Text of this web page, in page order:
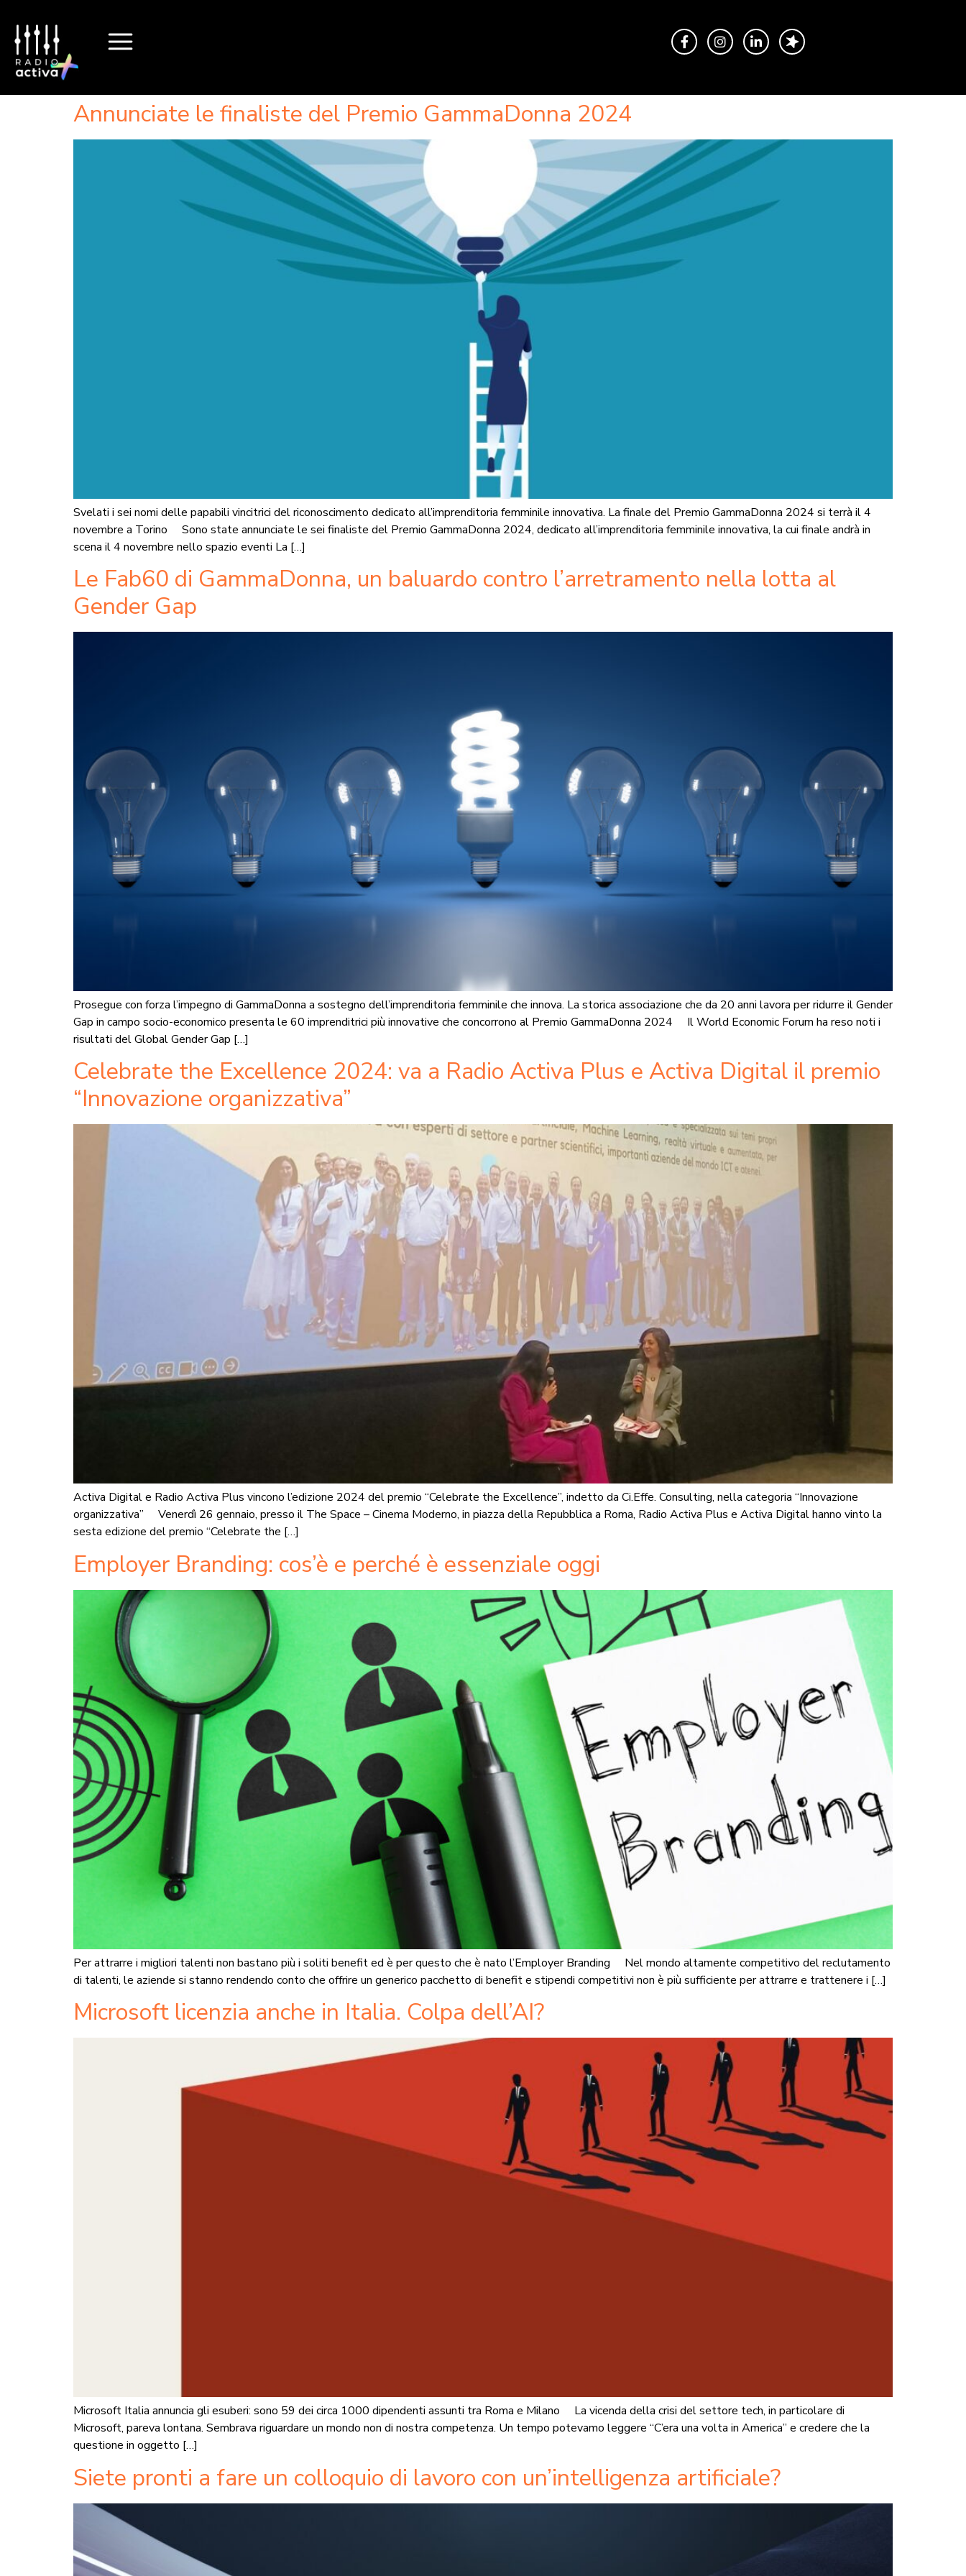
Annunciate le finaliste del Premio GammaDonna 2024
Svelati i sei nomi delle papabili vincitrici del riconoscimento dedicato all’imprenditoria femminile innovativa. La finale del Premio GammaDonna 2024 si terrà il 4
novembre a Torino Sono state annunciate le sei finaliste del Premio GammaDonna 2024, dedicato all’imprenditoria femminile innovativa, la cui finale andrà in
scena il 4 novembre nello spazio eventi La […]
Le Fab60 di GammaDonna, un baluardo contro l’arretramento nella lotta al
Gender Gap
Prosegue con forza l’impegno di GammaDonna a sostegno dell’imprenditoria femminile che innova. La storica associazione che da 20 anni lavora per ridurre il Gender
Gap in campo socio-economico presenta le 60 imprenditrici più innovative che concorrono al Premio GammaDonna 2024 Il World Economic Forum ha reso noti i
risultati del Global Gender Gap […]
Celebrate the Excellence 2024: va a Radio Activa Plus e Activa Digital il premio
“Innovazione organizzativa”
Activa Digital e Radio Activa Plus vincono l’edizione 2024 del premio “Celebrate the Excellence”, indetto da Ci.Effe. Consulting, nella categoria “Innovazione
organizzativa” Venerdì 26 gennaio, presso il The Space – Cinema Moderno, in piazza della Repubblica a Roma, Radio Activa Plus e Activa Digital hanno vinto la
sesta edizione del premio “Celebrate the […]
Employer Branding: cos’è e perché è essenziale oggi
Per attrarre i migliori talenti non bastano più i soliti benefit ed è per questo che è nato l’Employer Branding Nel mondo altamente competitivo del reclutamento
di talenti, le aziende si stanno rendendo conto che offrire un generico pacchetto di benefit e stipendi competitivi non è più sufficiente per attrarre e trattenere i […]
Microsoft licenzia anche in Italia. Colpa dell’AI?
Microsoft Italia annuncia gli esuberi: sono 59 dei circa 1000 dipendenti assunti tra Roma e Milano La vicenda della crisi del settore tech, in particolare di
Microsoft, pareva lontana. Sembrava riguardare un mondo non di nostra competenza. Un tempo potevamo leggere “C’era una volta in America” e credere che la
questione in oggetto […]
Siete pronti a fare un colloquio di lavoro con un’intelligenza artificiale?